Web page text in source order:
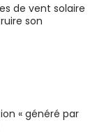
de vent solaire
son
« généré par